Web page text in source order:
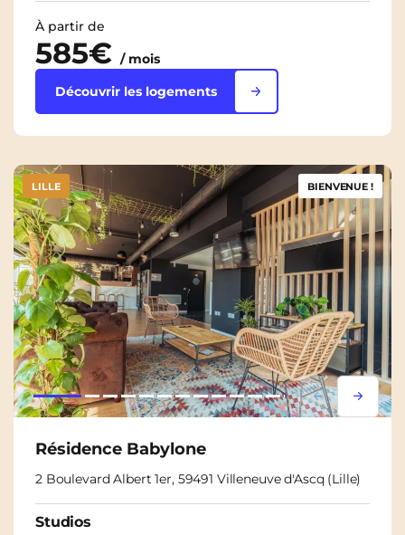
À partir de
585€ / mois
Découvrir les logements
Lorem ipsum
Lorem
LILLE BIENVENUE !
Résidence Babylone
2 Boulevard Albert 1er, 59491 Villeneuve d'Ascq (Lille)
Studios